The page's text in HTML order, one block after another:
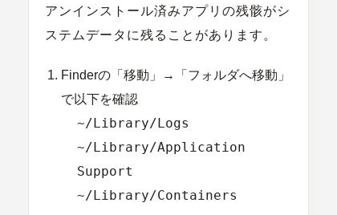
アンインストール済みアプリの残骸がシ
ステムデータに残ることがあります。
Finderの「移動」→「フォルダへ移動」
で以下を確認
~/Library/Logs
~/Library/Application
Support
~/Library/Containers